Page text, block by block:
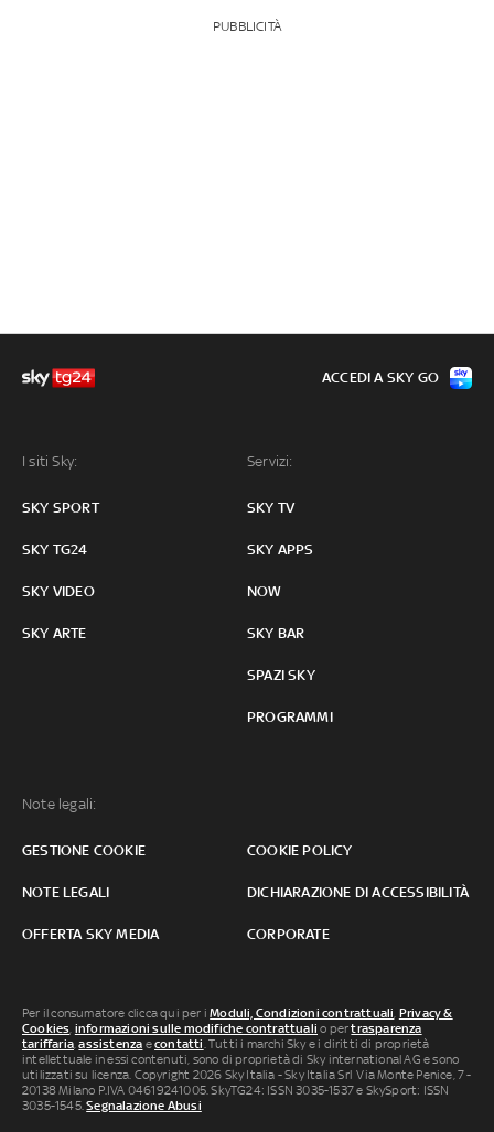
PUBBLICITÀ
I siti Sky:
SKY SPORT
SKY TG24
SKY VIDEO
SKY ARTE
Servizi:
SKY TV
SKY APPS
NOW
SKY BAR
SPAZI SKY
PROGRAMMI
Note legali:
GESTIONE COOKIE COOKIE POLICY
NOTE LEGALI DICHIARAZIONE DI ACCESSIBILITÀ
OFFERTA SKY MEDIA CORPORATE
ACCEDI A SKY GO
Per il consumatore clicca qui per iModuli, Condizioni contrattuali, Privacy &
Cookies, informazioni sulle modifiche contrattuali o pertrasparenza
tariffaria,assistenza econtatti. Tutti i marchi Sky e i diritti di proprietà
intellettuale in essi contenuti, sono di proprietà di Sky international AG e sono
utilizzati su licenza. Copyright 2026 Sky Italia - Sky Italia Srl Via Monte Penice, 7 -
20138 Milano P.IVA 04619241005. SkyTG24: ISSN 3035-1537 e SkySport: ISSN
3035-1545.Segnalazione Abusi